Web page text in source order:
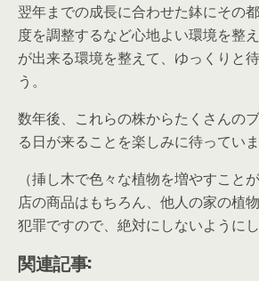
翌年までの成長に合わせた鉢にその
度を調整するなど心地よい環境を整
が出来る環境を整えて、ゆっくりと
う。
数年後、これらの株からたくさんの
る日が来ることを楽しみに待っていま
（挿し木で色々な植物を増やすこと
店の商品はもちろん、他人の家の植
犯罪ですので、絶対にしないようにし
関連記事: